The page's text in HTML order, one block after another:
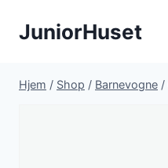
JuniorHuset
Hjem / Shop / Barnevogne /